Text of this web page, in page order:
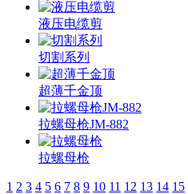
液压电缆剪
切割系列
超薄千金顶
拉螺母枪JM-882
拉螺母枪
1 2 3 4 5 6 7 8 9 10 11 12 13 14 15